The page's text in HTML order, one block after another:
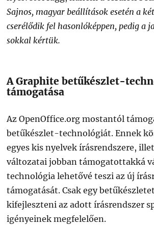
Sajnos, magyar beállítások esetén a
cserélődik fel hasonlóképpen, pedig a
sokkal kértük.
A Graphite betűkészlet-
támogatása
Az OpenOffice.org mostantól
betűkészlet-technológiát. Ennek
egyes kis nyelvek írásrendszere,
változatai jobban támogatottakká
technológia lehetővé teszi az új
támogatását. Csak egy
kifejleszteni az adott írásrendszer
igényeinek megfelelően.